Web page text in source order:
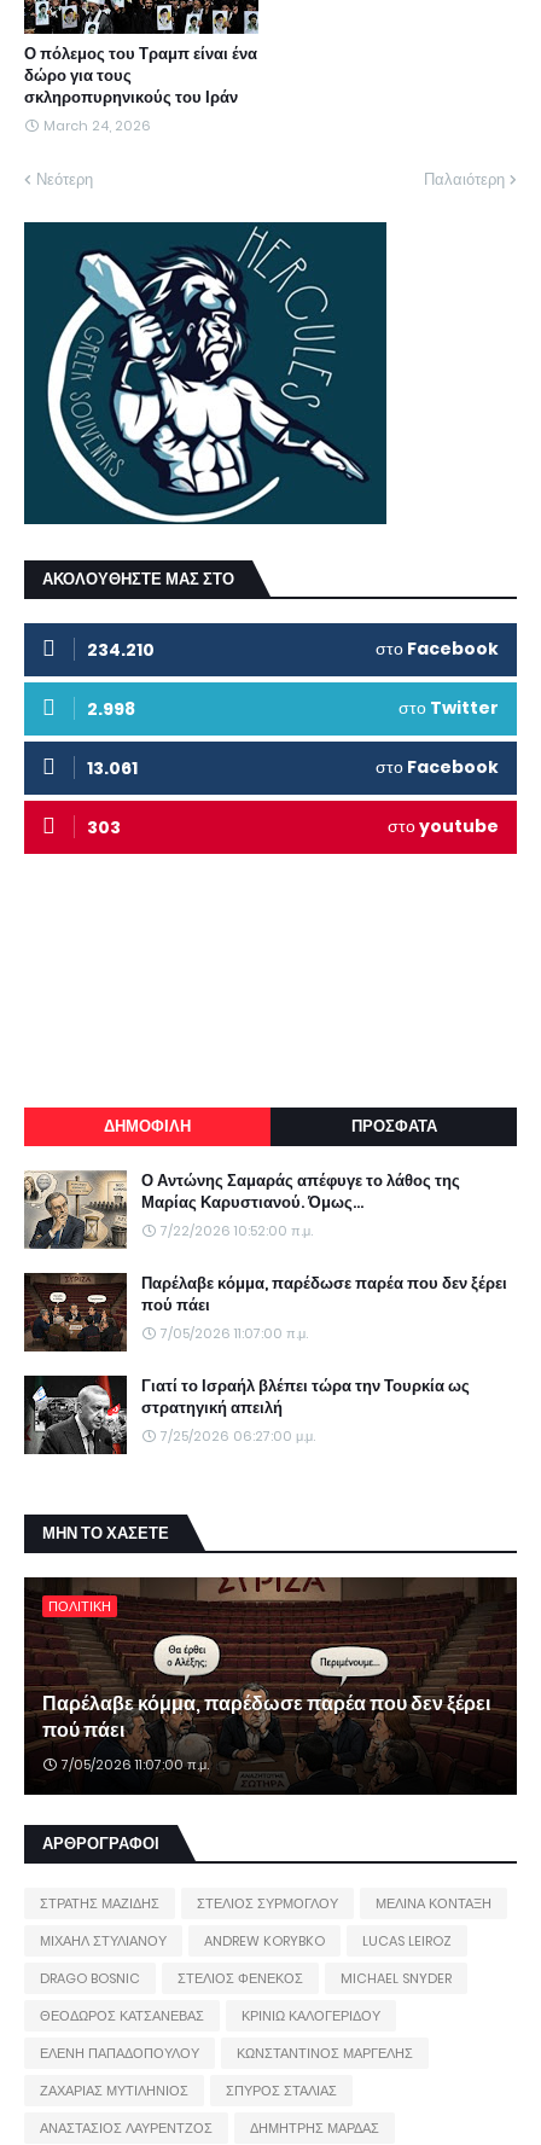
Ο πόλεμος του Τραμπ είναι ένα
δώρο για τους
σκληροπυρηνικούς του Ιράν
March 24, 2026
Νεότερη Παλαιότερη
ΑΚΟΛΟΥΘΗΣΤΕ ΜΑΣ ΣΤΟ
234.210 στο Facebook
2.998 στο Twitter
13.061 στο Facebook
303 στοyoutube
ΔΗΜΟΦΙΛΗ ΠΡΟΣΦΑΤΑ
Ο Αντώνης Σαμαράς απέφυγε το λάθος της
Μαρίας Καρυστιανού. Όμως...
7/22/2026 10:52:00 π.μ.
Παρέλαβε κόμμα, παρέδωσε παρέα που δεν ξέρει
πού πάει
7/05/2026 11:07:00 π.μ.
Γιατί το Ισραήλ βλέπει τώρα την Τουρκία ως
στρατηγική απειλή
7/25/2026 06:27:00 μ.μ.
ΜΗΝ ΤΟ ΧΑΣΕΤΕ
ΠΟΛΙΤΙΚΗ
Παρέλαβε κόμμα, παρέδωσε παρέα που δεν ξέρει
πού πάει
7/05/2026 11:07:00 π.μ.
ΑΡΘΡΟΓΡΑΦΟΙ
ΣΤΡΑΤΗΣ ΜΑΖΙΔΗΣ ΣΤΕΛΙΟΣ ΣΥΡΜΟΓΛΟΥ
ΜΕΛΙΝΑ ΚΟΝΤΑΞΗ
ΜΙΧΑΗΛ ΣΤΥΛΙΑΝΟΥ
ANDREW KORYBKO
LUCAS LEIROZ
DRAGO BOSNIC
ΣΤΕΛΙΟΣ ΦΕΝΕΚΟΣ
MICHAEL SNYDER
ΘΕΟΔΩΡΟΣ ΚΑΤΣΑΝΕΒΑΣ
ΚΡΙΝΙΩ ΚΑΛΟΓΕΡΙΔΟΥ
ΕΛΕΝΗ ΠΑΠΑΔΟΠΟΥΛΟΥ
ΚΩΝΣΤΑΝΤΙΝΟΣ ΜΑΡΓΕΛΗΣ
ΖΑΧΑΡΙΑΣ ΜΥΤΙΛΗΝΙΟΣ
ΣΠΥΡΟΣ ΣΤΑΛΙΑΣ
ΑΝΑΣΤΑΣΙΟΣ ΛΑΥΡΕΝΤΖΟΣ
ΔΗΜΗΤΡΗΣ ΜΑΡΔΑΣ